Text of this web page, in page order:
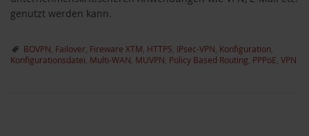
genutzt werden kann.
BOVPN Failover Fireware XTM HTTPS IPsec-VPN Konfiguration
Konfigurationsdatei Multi-WAN MUVPN Policy Based Routing PPPoE VPN